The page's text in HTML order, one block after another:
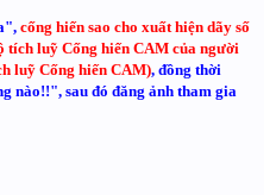
cống hiến sao cho xuất hiện dãy số
luỹ Cống hiến CAM của người
luỹ Cống hiến CAM), đồng thời
nào!!", sau đó đăng ảnh tham gia